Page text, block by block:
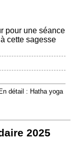
pour une séance
cette sagesse
détail : Hatha yoga
2025